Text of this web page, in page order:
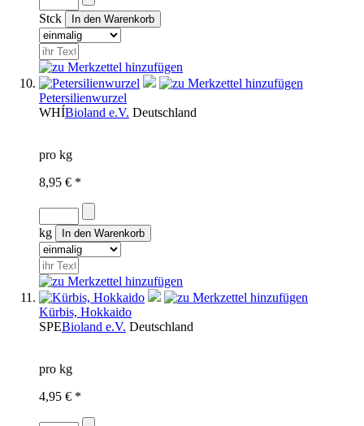
Stck
Petersilienwurzel
WHÍBioland e.V. Deutschland
pro kg
8,95 € *
kg
Kürbis, Hokkaido
SPEBioland e.V. Deutschland
pro kg
4,95 € *